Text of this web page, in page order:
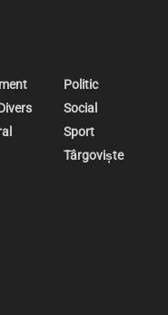
Politic
Social
Sport
Târgoviște